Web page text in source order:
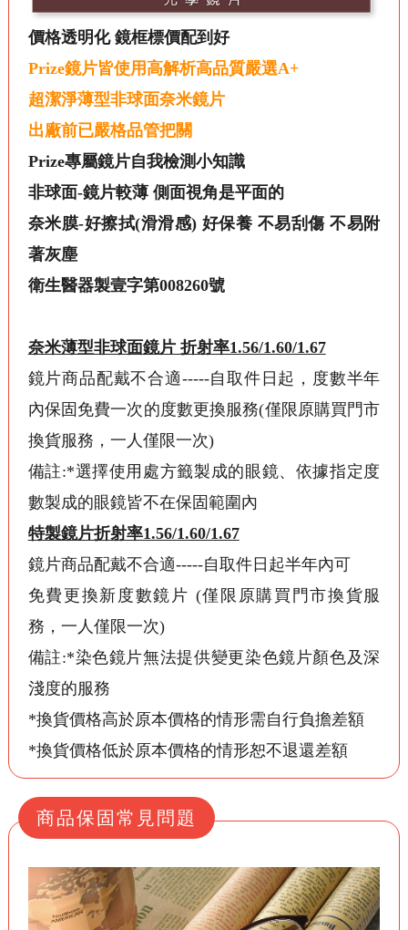
價格透明化 鏡框標價配到好
Prize鏡片皆使用高解析高品質嚴選A+
超潔淨薄型非球面奈米鏡片
出廠前已嚴格品管把關
Prize專屬鏡片自我檢測小知識
非球面-鏡片較薄 側面視角是平面的
奈米膜-好擦拭(滑滑感) 好保養 不易刮傷 不易附
著灰塵
衛生醫器製壹字第008260號
奈米薄型非球面鏡片 折射率1.56/1.60/1.67
鏡片商品配戴不合適-----自取件日起，度數半年
內保固免費一次的度數更換服務(僅限原購買門市
換貨服務，一人僅限一次)
備註:*選擇使用處方籤製成的眼鏡、依據指定度
數製成的眼鏡皆不在保固範圍內
特製鏡片折射率1.56/1.60/1.67
鏡片商品配戴不合適-----自取件日起半年內可
免費更換新度數鏡片 (僅限原購買門市換貨服
務，一人僅限一次)
備註:*染色鏡片無法提供變更染色鏡片顏色及深
淺度的服務
*換貨價格高於原本價格的情形需自行負擔差額
*換貨價格低於原本價格的情形恕不退還差額
商品保固常見問題